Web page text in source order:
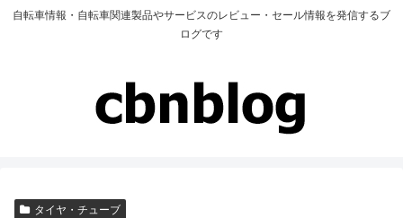
自転車情報・自転車関連製品やサービスのレビュー・セール情報を発信するブ
ログです
タイヤ・チューブ